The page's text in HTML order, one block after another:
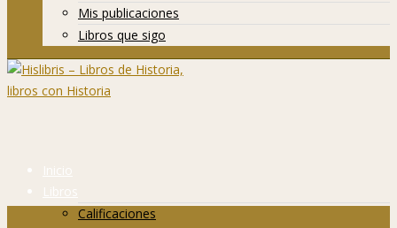
Mis publicaciones
Libros que sigo
Inicio
Libros
Calificaciones